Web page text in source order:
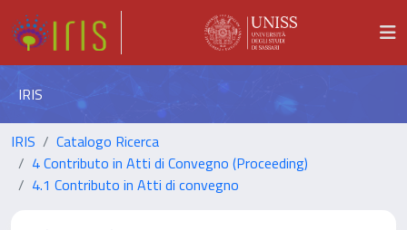
IRIS
IRIS
Catalogo Ricerca
4 Contributo in Atti di Convegno (Proceeding)
4.1 Contributo in Atti di convegno